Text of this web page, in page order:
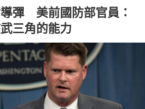
彈 美前國防部官員：
三角的能力